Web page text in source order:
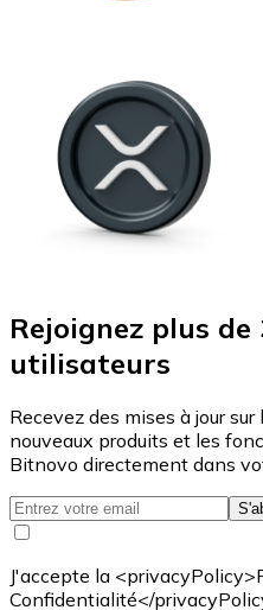
Rejoignez plus de
utilisateurs
Recevez des mises à jour
nouveaux produits et les
Bitnovo directement dans
J'accepte la
Confidentialité</